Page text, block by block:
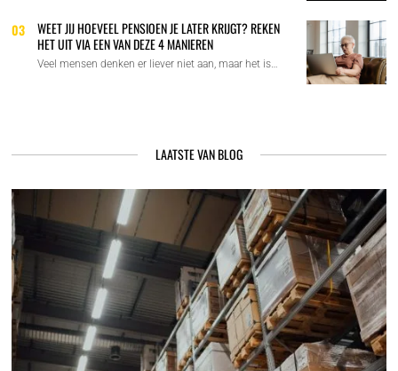
03
WEET JIJ HOEVEEL PENSIOEN JE LATER KRIJGT? REKEN
HET UIT VIA EEN VAN DEZE 4 MANIEREN
Veel mensen denken er liever niet aan, maar het is…
LAATSTE VAN BLOG